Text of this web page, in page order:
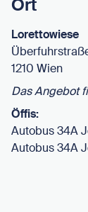
Ort
Lorettowiese
1210 Wien
Das Angebot
Öffis:
Autobus 34A
Autobus 34A